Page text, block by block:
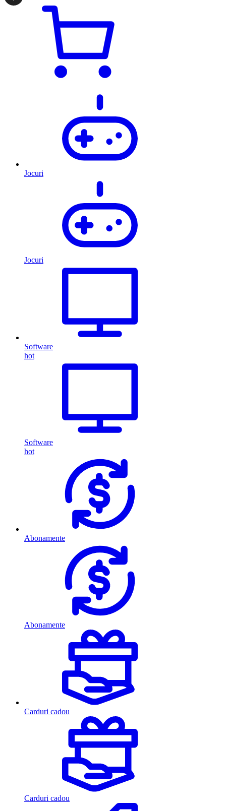
Jocuri
Jocuri
Software
hot
Software
hot
Abonamente
Abonamente
Carduri cadou
Carduri cadou